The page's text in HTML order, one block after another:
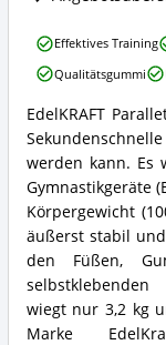
EdelKRAFT
Parallettes
Was
bietet
Parallettes?
EdelKRAFT
werden kann. Es
Gymnastikgeräte
Körpergewicht
äußerst stabil
den Füßen,
selbstklebenden
wiegt nur 3,2 kg
Marke
EdelKRAFT
Parallettes
Vorteile:
spricht
für
Parallettes?
Effektives Training
Qualitätsgummi